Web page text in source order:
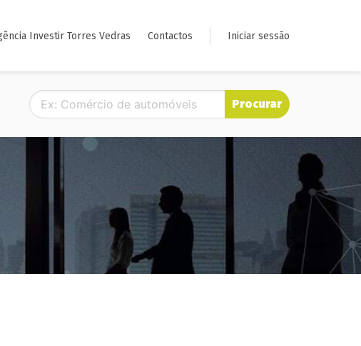
Investir Torres Vedras Contactos Iniciar sessão
Procurar